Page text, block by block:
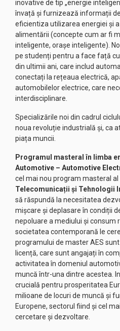
inovative de tip „energie
învață și furnizează informații
eficientiza utilizarea energiei și
alimentării (concepte cum ar fi
inteligente, orașe inteligente).
pe studenți pentru a face față
din ultimii ani, care includ
conectați la rețeaua electrică,
automobilelor electrice, care
interdisciplinare.
Specializările noi din cadrul
noua revoluție industrială și, ca
piața muncii.
Programul masteral în limba
Automotive – Automotive
cel mai nou program masteral al
Telecomunicații și Tehnologii
să răspundă la necesitatea
mișcare și deplasare în condiții
nepoluare a mediului și consum
societatea contemporană le
programului de master AES
licență, care sunt angajați în
activitatea în domeniul
muncă într-una dintre acestea.
crucială pentru prosperitatea
milioane de locuri de muncă și
Europene, sectorul fiind și cel
cercetare și dezvoltare.